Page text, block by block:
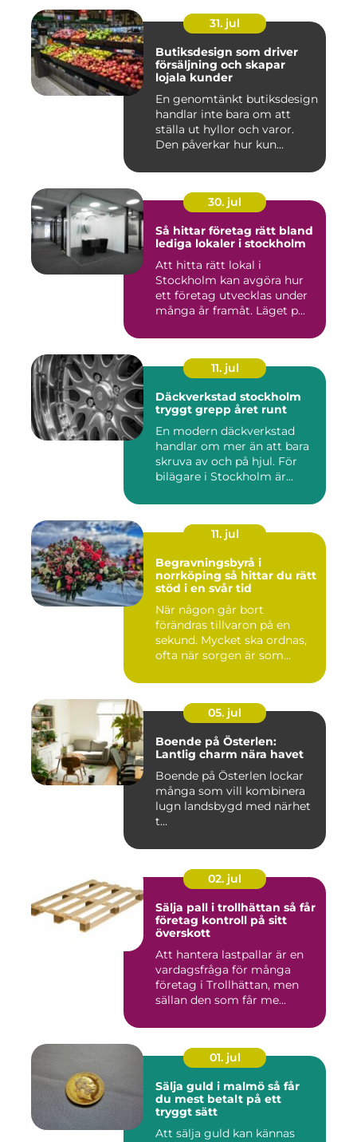
31. jul
Butiksdesign som driver
försäljning och skapar
lojala kunder
En genomtänkt butiksdesign
handlar inte bara om att
ställa ut hyllor och varor.
Den påverkar hur kun...
30. jul
Så hittar företag rätt bland
lediga lokaler i stockholm
Att hitta rätt lokal i
Stockholm kan avgöra hur
ett företag utvecklas under
många år framåt. Läget p...
11. jul
Däckverkstad stockholm
tryggt grepp året runt
En modern däckverkstad
handlar om mer än att bara
skruva av och på hjul. För
bilägare i Stockholm är...
11. jul
Begravningsbyrå i
norrköping så hittar du rätt
stöd i en svår tid
När någon går bort
förändras tillvaron på en
sekund. Mycket ska ordnas,
ofta när sorgen är som
05. jul
Boende på Österlen:
Lantlig charm nära havet
Boende på Österlen lockar
många som vill kombinera
lugn landsbygd med närhet
t...
02. jul
Sälja pall i trollhättan så får
företag kontroll på sitt
överskott
Att hantera lastpallar är en
vardagsfråga för många
företag i Trollhättan, men
sällan den som får me...
01. jul
Sälja guld i malmö så får
du mest betalt på ett
tryggt sätt
Att sälja guld kan kännas